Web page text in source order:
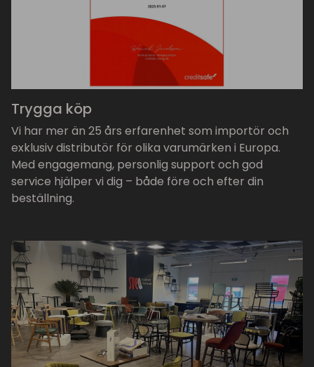
Trygga köp
Vi har mer än 25 års erfarenhet som importör och
exklusiv distributör för olika varumärken i Europa.
Med engagemang, personlig support och god
service hjälper vi dig – både före och efter din
beställning.